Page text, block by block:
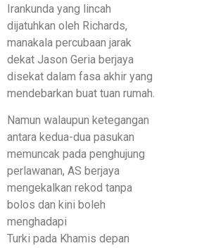
Irankunda yang lincah
dijatuhkan oleh Richards,
manakala percubaan jarak
dekat Jason Geria berjaya
disekat dalam fasa akhir yang
mendebarkan buat tuan rumah.
Namun walaupun ketegangan
antara kedua-dua pasukan
memuncak pada penghujung
perlawanan, AS berjaya
mengekalkan rekod tanpa
bolos dan kini boleh
menghadapi
Turki pada Khamis depan